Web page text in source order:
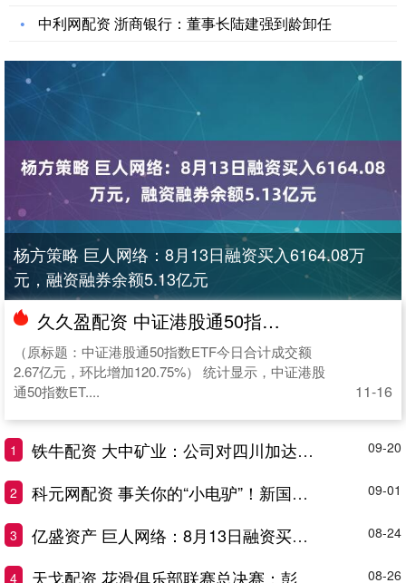
中利网配资 浙商银行：董事长陆建强到龄卸任
杨方策略 巨人网络：8月13日融资买入6164.08万
元，融资融券余额5.13亿元
久久盈配资 中证港股通50指数ETF今日合计成交额2.67亿元，环比增加120.75%
11-16
（原标题：中证港股通50指数ETF今日合计成交额
2.67亿元，环比增加120.75%） 统计显示，中证港股
通50指数ET....
1 铁牛配资 大中矿业：公司对四川加达锂矿的收购决策是基于长期战略布局和严格的技术经济评估 09-20
2 科元网配资 事关你的“小电驴”！新国标，今起实施！ 09-01
3 亿盛资产 巨人网络：8月13日融资买入6164.08万元，融资融券余额5.13亿元 08-24
4 天戈配资 花滑俱乐部联赛总决赛：彭智铭、金书贤分获男、女单冠军 08-26